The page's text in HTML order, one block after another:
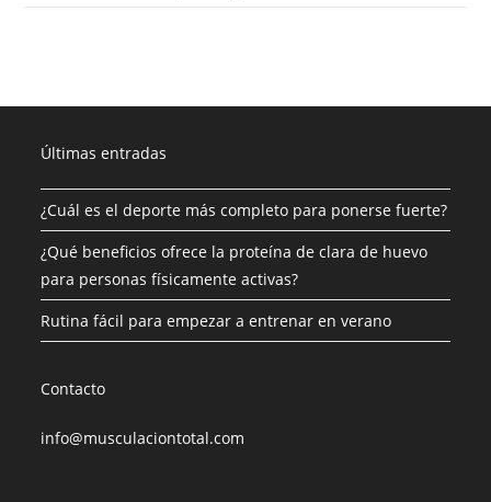
Últimas entradas
¿Cuál es el deporte más completo para ponerse fuerte?
¿Qué beneficios ofrece la proteína de clara de huevo
para personas físicamente activas?
Rutina fácil para empezar a entrenar en verano
Contacto
info@musculaciontotal.com